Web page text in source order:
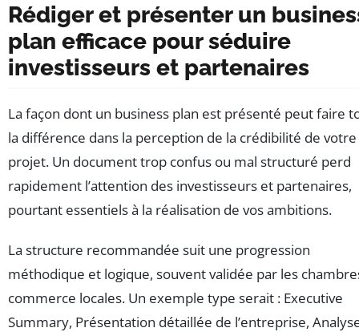
Rédiger et présenter un
plan efficace pour séduire
investisseurs et partenaires
La façon dont un business plan est présenté peut faire
la différence dans la perception de la crédibilité de votre
projet. Un document trop confus ou mal structuré perd
rapidement l’attention des investisseurs et partenaires,
pourtant essentiels à la réalisation de vos ambitions.
La structure recommandée suit une progression
méthodique et logique, souvent validée par les
commerce locales. Un exemple type serait : Executive
Summary, Présentation détaillée de l’entreprise,